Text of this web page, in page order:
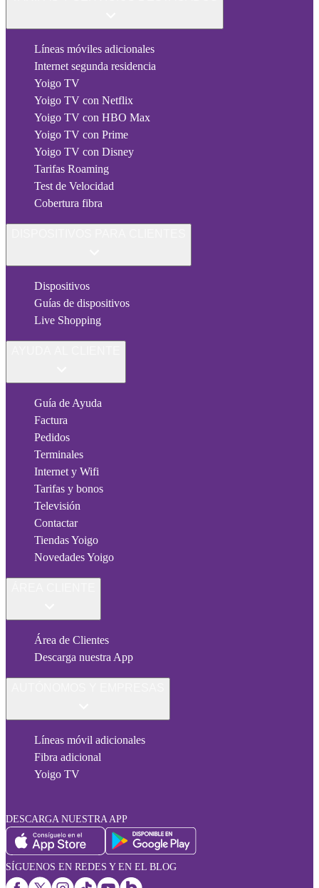
Líneas móviles adicionales
Internet segunda residencia
Yoigo TV
Yoigo TV con Netflix
Yoigo TV con HBO Max
Yoigo TV con Prime
Yoigo TV con Disney
Tarifas Roaming
Test de Velocidad
Cobertura fibra
Dispositivos
Guías de dispositivos
Live Shopping
Guía de Ayuda
Factura
Pedidos
Terminales
Internet y Wifi
Tarifas y bonos
Televisión
Contactar
Tiendas Yoigo
Novedades Yoigo
Área de Clientes
Descarga nuestra App
Líneas móvil adicionales
Fibra adicional
Yoigo TV
DESCARGA NUESTRA APP
SÍGUENOS EN REDES Y EN EL BLOG